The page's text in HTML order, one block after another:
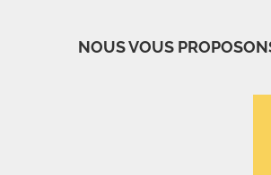
NOUS VOUS